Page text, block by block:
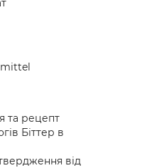
та рецепт
Біттер в
від